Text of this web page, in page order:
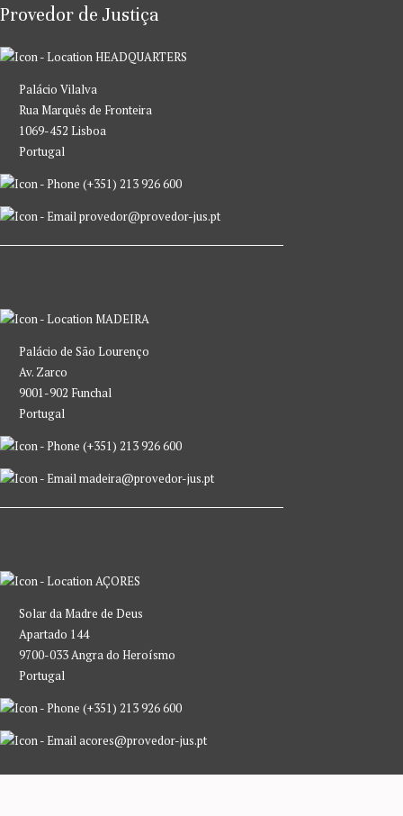
Provedor de Justiça
HEADQUARTERS
Palácio Vilalva
Rua Marquês de Fronteira
1069-452 Lisboa
Portugal
(+351) 213 926 600
provedor@provedor-jus.pt
MADEIRA
Palácio de São Lourenço
Av. Zarco
9001-902 Funchal
Portugal
(+351) 213 926 600
madeira@provedor-jus.pt
AÇORES
Solar da Madre de Deus
Apartado 144
9700-033 Angra do Heroísmo
Portugal
(+351) 213 926 600
acores@provedor-jus.pt